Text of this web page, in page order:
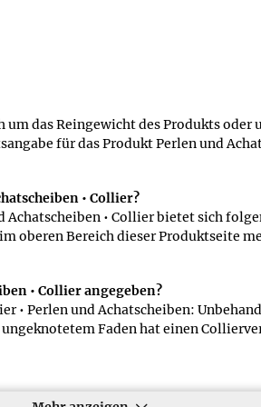
das Reingewicht des Produkts oder
für das Produkt Perlen und
• Collier?
• Collier bietet sich
oberen Bereich dieser Produktseite
• Collier angegeben?
Perlen und Achatscheiben:
Faden hat einen
das Gesamtgewicht des Produkts